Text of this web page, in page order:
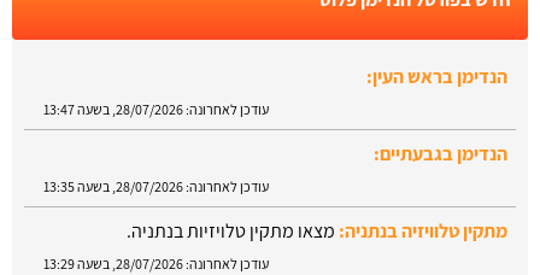
הנדימן בראש העין:
עודכן לאחרונה: 28/07/2026, בשעה 13:47
הנדימן בגבעתיים:
עודכן לאחרונה: 28/07/2026, בשעה 13:35
מתקין טלוויזיה בנתניה: מצאו מתקין טלויזיות בנתניה.
עודכן לאחרונה: 28/07/2026, בשעה 13:29